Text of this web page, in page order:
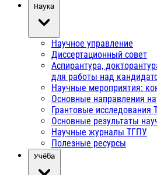
Наука
Научное управление
Диссертационный совет
Аспирантура,
для работы над
Научные мероприятия:
Основные направления
Грантовые исследования
Основные результаты
Научные журналы ТГПУ
Полезные ресурсы
Учёба